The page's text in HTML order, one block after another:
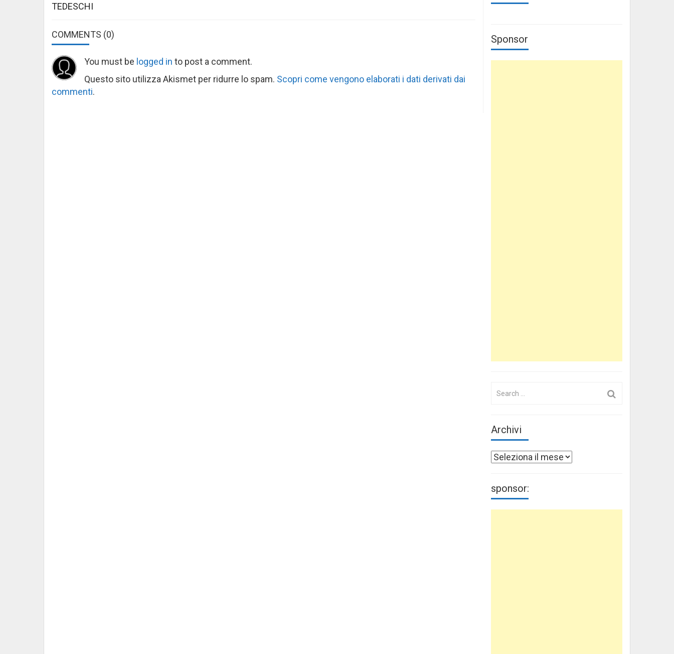
TEDESCHI
COMMENTS (0)
You must be logged in to post a comment.
Questo sito utilizza Akismet per ridurre lo spam. Scopri come vengono elaborati i dati derivati dai
commenti.
Sponsor
Archivi
Archivi
sponsor: